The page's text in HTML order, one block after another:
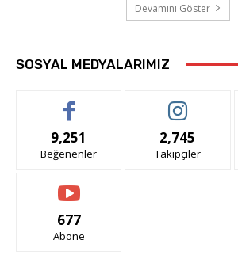
Devamını Göster
SOSYAL MEDYALARIMIZ
9,251
Beğenenler
2,745
Takipçiler
677
Abone